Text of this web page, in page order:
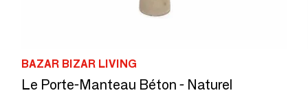
BAZAR BIZAR LIVING
Le Porte-Manteau Béton - Naturel